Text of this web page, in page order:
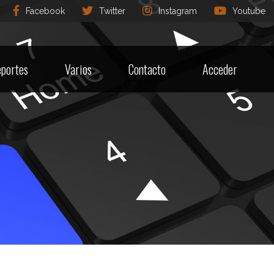
Facebook Twitter Instagram Youtube
Varios Contacto Acceder